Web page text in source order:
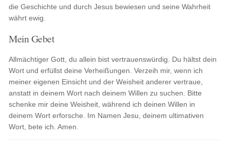
die Geschichte und durch Jesus bewiesen und seine Wahrheit
währt ewig.
Mein Gebet
Allmächtiger Gott, du allein bist vertrauenswürdig. Du hältst dein
Wort und erfüllst deine Verheißungen. Verzeih mir, wenn ich
meiner eigenen Einsicht und der Weisheit anderer vertraue,
anstatt in deinem Wort nach deinem Willen zu suchen. Bitte
schenke mir deine Weisheit, während ich deinen Willen in
deinem Wort erforsche. Im Namen Jesu, deinem ultimativen
Wort, bete ich. Amen.